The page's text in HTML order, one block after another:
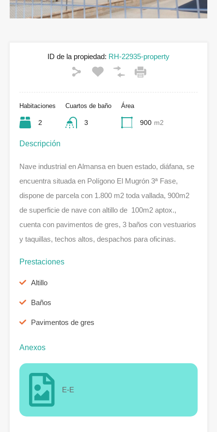
ID de la propiedad: RH-22935-property
Habitaciones
2
Cuartos de baño
3
Área
900 m2
Descripción
Nave industrial en Almansa en buen estado, diáfana, se
encuentra situada en Polígono El Mugrón 3ª Fase,
dispone de parcela con 1.800 m2 toda vallada, 900m2
de superficie de nave con altillo de 100m2 aptox.,
cuenta con pavimentos de gres, 3 baños con vestuarios
y taquillas, techos altos, despachos para oficinas.
Prestaciones
Altillo
Baños
Pavimentos de gres
Anexos
E-E